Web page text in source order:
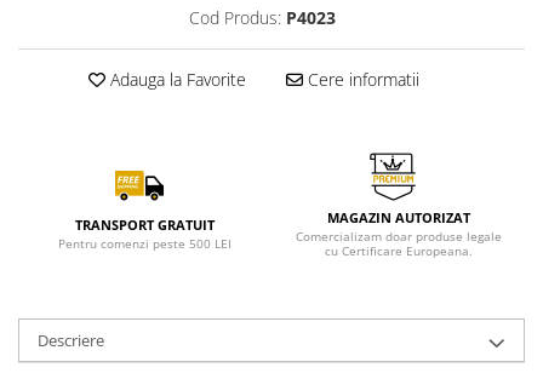
Cod Produs: P4023
Adauga la Favorite Cere informatii
TRANSPORT GRATUIT
Pentru comenzi peste 500 LEI
MAGAZIN AUTORIZAT
Comercializam doar produse legale
cu Certificare Europeana.
Descriere